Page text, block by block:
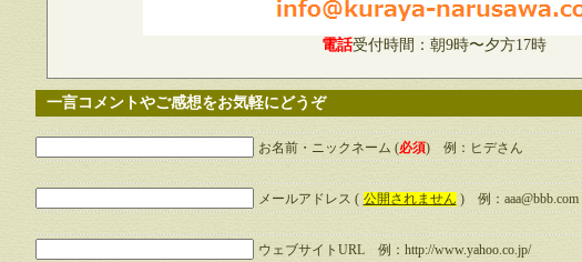
電話受付時間：朝9時〜夕方17時
一言コメントやご感想をお気軽にどうぞ
お名前・ニックネーム (必須) 例：ヒデさん
メールアドレス ( 公開されません ) 例：aaa@bbb.com
ウェブサイトURL 例：http://www.yahoo.co.jp/